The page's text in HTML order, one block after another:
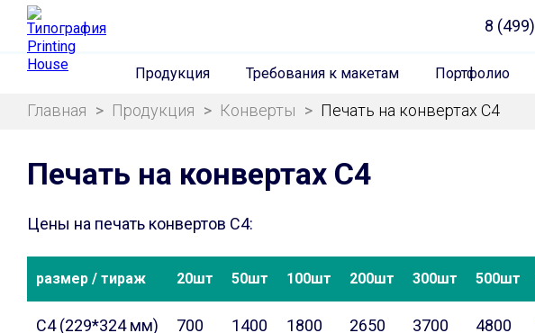
8 (499)
Продукция Требования к макетам Портфолио
Главная > Продукция > Конверты > Печать на конвертах С4
Печать на конвертах С4
Цены на печать конвертов С4:
размер / тираж 20шт 50шт 100шт 200шт 300шт 500шт
С4 (229*324 мм) 700 1400 1800 2650 3700 4800